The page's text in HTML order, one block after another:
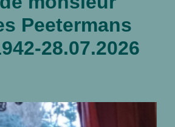
Peetermans
28.07.2026